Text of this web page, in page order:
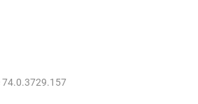
74.0.3729.157